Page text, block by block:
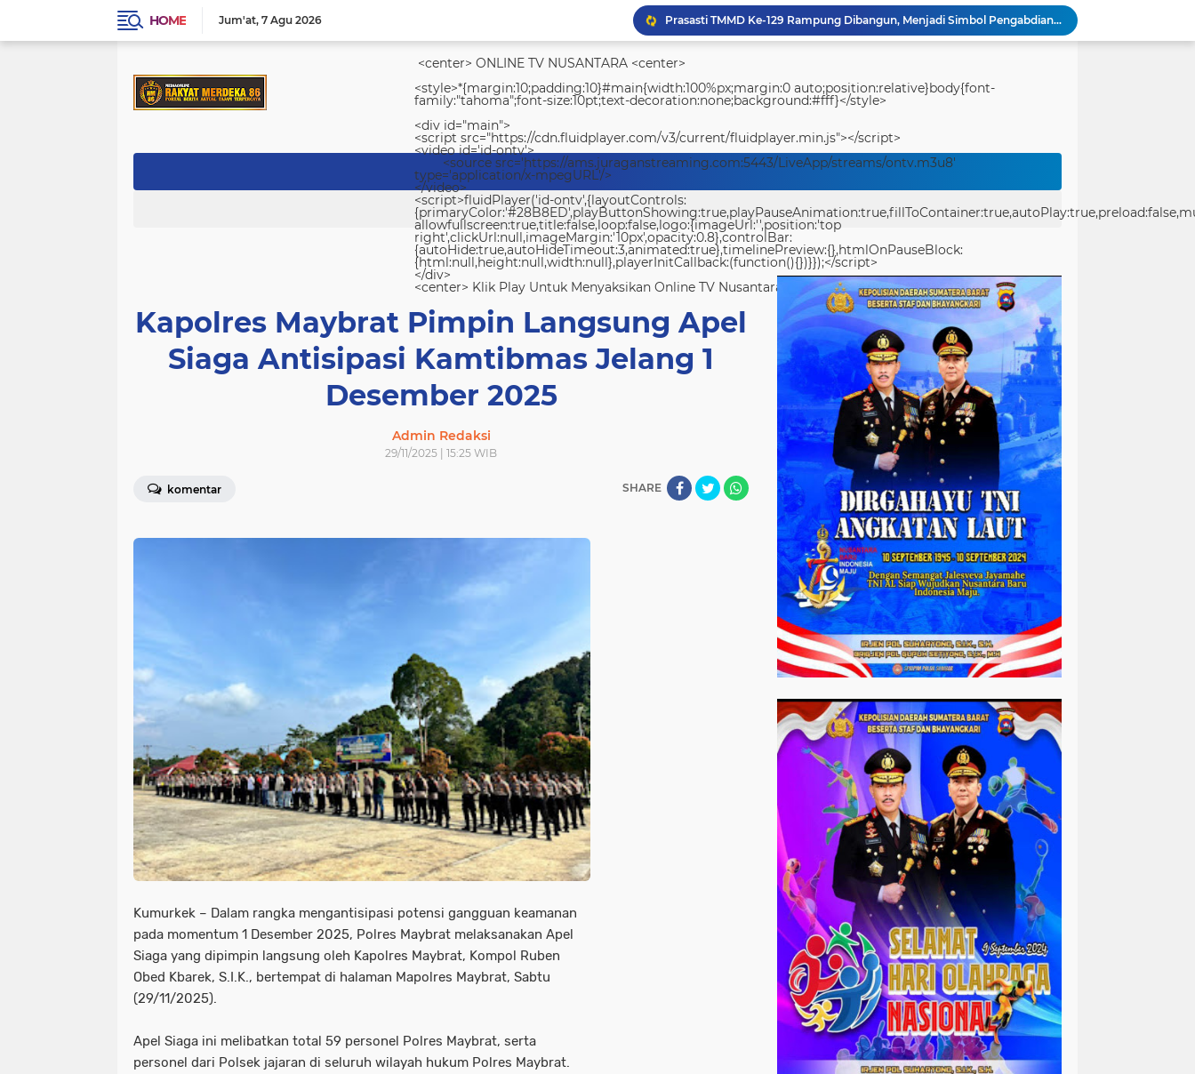
HOME Jum'at 7 Agu 2026
Perbaikan Pipanisasi Dikebut, Satgas TMMD Ke-129 Pastikan Program TNI Manunggal Air Bersih Segera Dinikmati Warga Kampung Sesor
Festival Pawai Telong-Telong Jadi Magnet Ribuan Warga di Perayaan HJK Padang ke-357
TMMD Ke-129 Tuntaskan Pembukaan Lahan 1 Hektar, Siap Ditanami untuk Perkuat Ketahanan Pangan Kampung Sesor
Prasasti TMMD Ke-129 Rampung Dibangun, Menjadi Simbol Pengabdian TNI dan Kenangan Abadi untuk Kampung Sesor
<center> ONLINE TV NUSANTARA <center>
<style>*{margin:10;padding:10}#main{width:100%px;margin:0 auto;position:relative}body{font-
family:"tahoma";font-size:10pt;text-decoration:none;background:#fff}</style>
<div id="main">
<script src="https://cdn.fluidplayer.com/v3/current/fluidplayer.min.js"></script>
<video id='id-ontv'>
<source src='https://ams.juraganstreaming.com:5443/LiveApp/streams/ontv.m3u8'
type='application/x-mpegURL'/>
</video>
<script>fluidPlayer('id-ontv',{layoutControls:
allowfullscreen:true,title:false,loop:false,logo:{imageUrl:'',position:'top
right',clickUrl:null,imageMargin:'10px',opacity:0.8},controlBar:
{autoHide:true,autoHideTimeout:3,animated:true},timelinePreview:{},htmlOnPauseBlock:
{html:null,height:null,width:null},playerInitCallback:(function(){})}});</script>
</div>
<center> Klik Play Untuk Menyaksikan Online TV Nusantara <center>
Kapolres Maybrat Pimpin Langsung Apel
Siaga Antisipasi Kamtibmas Jelang 1
Desember 2025
Admin Redaksi
29/11/2025 | 15:25 WIB
komentar SHARE
Kumurkek – Dalam rangka mengantisipasi potensi gangguan keamanan
pada momentum 1 Desember 2025, Polres Maybrat melaksanakan Apel
Siaga yang dipimpin langsung oleh Kapolres Maybrat, Kompol Ruben
Obed Kbarek, S.I.K., bertempat di halaman Mapolres Maybrat, Sabtu
(29/11/2025).
Apel Siaga ini melibatkan total 59 personel Polres Maybrat, serta
personel dari Polsek jajaran di seluruh wilayah hukum Polres Maybrat.